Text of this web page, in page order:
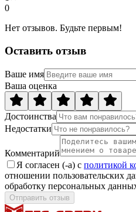
0
Нет отзывов. Будьте первым!
Оставить отзыв
Ваше имя
Ваша оценка
Достоинства
Недостатки
Комментарий
Я согласен (-а) с политикой
отношении пользовательских
обработку персональных
Отправить отзыв